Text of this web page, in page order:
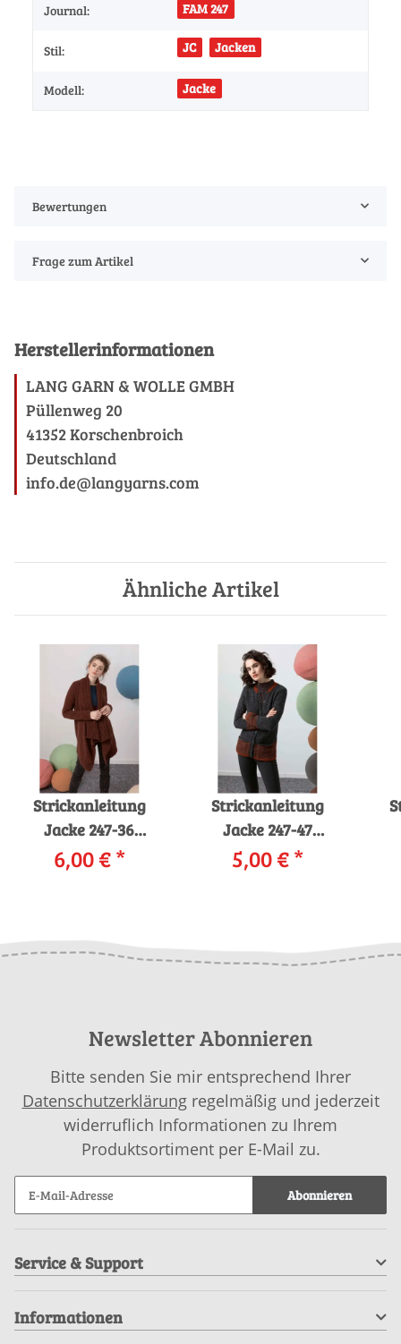
Journal: FAM 247
Stil: JC Jacken
Modell: Jacke
Bewertungen
Frage zum Artikel
Herstellerinformationen
LANG GARN & WOLLE GMBH
Püllenweg 20
41352 Korschenbroich
Deutschland
info.de@langyarns.com
Ähnliche Artikel
Strickanleitung
Jacke 247-36
LANGYARNS NOVA
als download
6,00 €*
Strickanleitung
Jacke 247-47
LANGYARNS
NOVENA als
5,00 €*
Newsletter Abonnieren
Bitte senden Sie mir entsprechend Ihrer
Datenschutzerklärungregelmäßig und jederzeit
widerruflich Informationen zu Ihrem
Produktsortiment per E-Mail zu.
Abonnieren
Service & Support
Informationen